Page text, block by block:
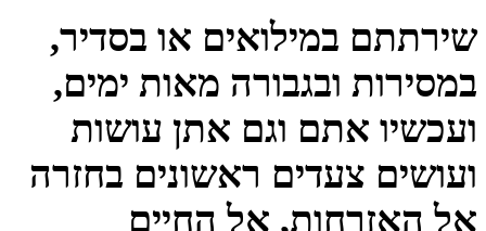
שירתתם במילואים או בסדיר,
במסירות ובגבורה מאות ימים,
ועכשיו אתם וגם אתן עושות
ועושים צעדים ראשונים בחזרה
אל האזרחות, אל החיים